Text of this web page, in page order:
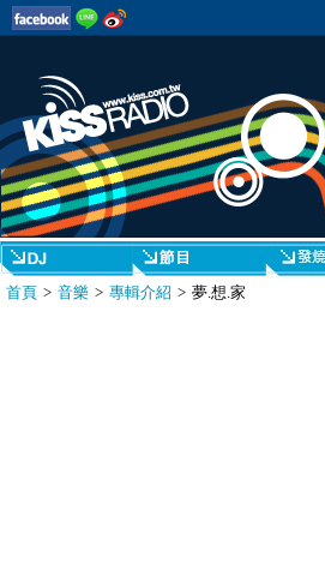
首頁 > 音樂 > 專輯介紹 > 夢.想.家